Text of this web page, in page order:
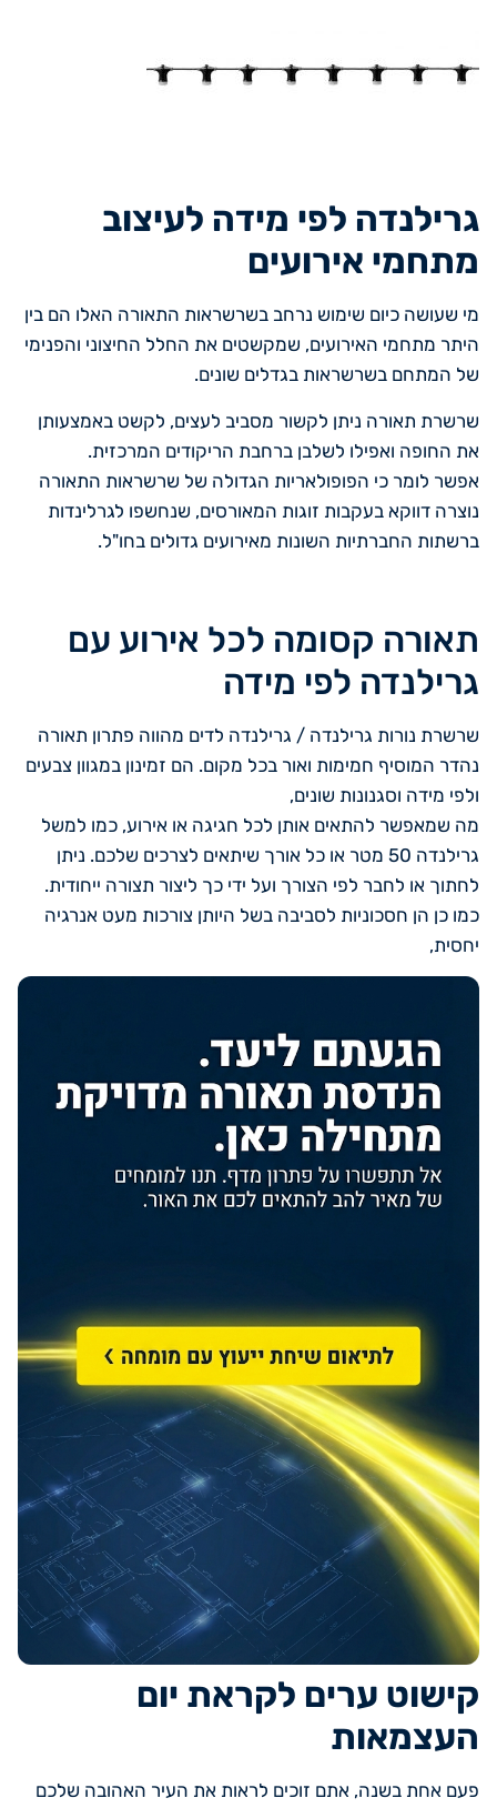
גרילנדה לפי מידה לעיצוב
מתחמי אירועים
מי שעושה כיום שימוש נרחב בשרשראות התאורה האלו הם בין
היתר מתחמי האירועים, שמקשטים את החלל החיצוני והפנימי
של המתחם בשרשראות בגדלים שונים.
שרשרת תאורה ניתן לקשור מסביב לעצים, לקשט באמצעותן
את החופה ואפילו לשלבן ברחבת הריקודים המרכזית.
אפשר לומר כי הפופולאריות הגדולה של שרשראות התאורה
נוצרה דווקא בעקבות זוגות המאורסים, שנחשפו לגרלינדות
ברשתות החברתיות השונות מאירועים גדולים בחו"ל.
תאורה קסומה לכל אירוע עם
גרילנדה לפי מידה
שרשרת נורות גרילנדה / גרילנדה לדים מהווה פתרון תאורה
נהדר המוסיף חמימות ואור בכל מקום. הם זמינון במגוון צבעים
ולפי מידה וסגנונות שונים,
מה שמאפשר להתאים אותן לכל חגיגה או אירוע, כמו למשל
גרילנדה 50 מטר או כל אורך שיתאים לצרכים שלכם. ניתן
לחתוך או לחבר לפי הצורך ועל ידי כך ליצור תצורה ייחודית.
כמו כן הן חסכוניות לסביבה בשל היותן צורכות מעט אנרגיה
יחסית,
קישוט ערים לקראת יום
העצמאות
פעם אחת בשנה, אתם זוכים לראות את העיר האהובה שלכם